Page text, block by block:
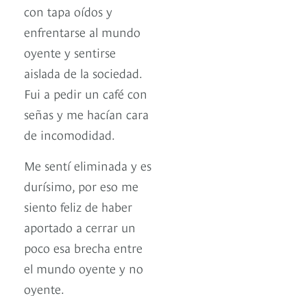
con tapa oídos y
enfrentarse al mundo
oyente y sentirse
aislada de la sociedad.
Fui a pedir un café con
señas y me hacían cara
de incomodidad.
Me sentí eliminada y es
durísimo, por eso me
siento feliz de haber
aportado a cerrar un
poco esa brecha entre
el mundo oyente y no
oyente.